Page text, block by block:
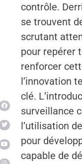
contrôle.
se trouvent
scrutant
pour repérer
renforcer
l’innovation
clé.
surveillance
l’utilisation
pour
capable de